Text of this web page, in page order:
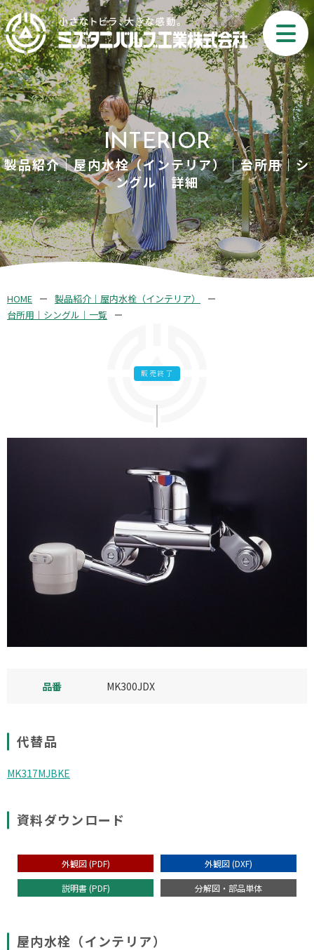
INTERIOR
製品紹介｜屋内水栓（インテリア）｜台所用｜シ
ングル｜詳細
HOME
製品紹介｜屋内水栓（インテリア）
台所用｜シングル｜一覧
販売終了
品番 MK300JDX
代替品
MK317MJBKE
資料ダウンロード
外観図 (PDF) 外観図 (DXF)
説明書 (PDF) 分解図・部品単体
屋内水栓（インテリア）